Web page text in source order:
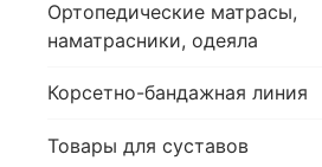
Ортопедические матрасы,
наматрасники, одеяла
Корсетно-бандажная линия
Товары для суставов